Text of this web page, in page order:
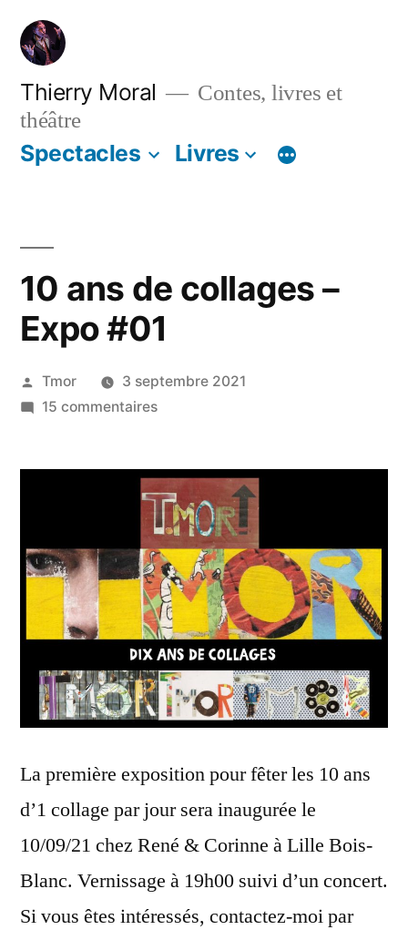
Aller
contenu
Thierry Moral
Contes, livres et
théâtre
Spectacles Livres
10 ans de collages –
Expo #01
Publié
par
Tmor
3 septembre 2021
15 commentairessur
de
collages
–
Expo
#01
La première exposition pour fêter les 10 ans
d’1 collage par jour sera inaugurée le
10/09/21 chez René & Corinne à Lille Bois-
Blanc. Vernissage à 19h00 suivi d’un concert.
Si vous êtes intéressés, contactez-moi par